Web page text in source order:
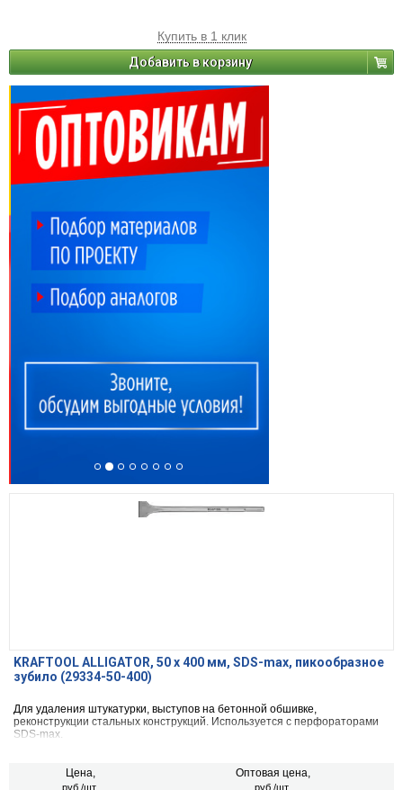
Купить в 1 клик
Добавить в корзину
KRAFTOOL ALLIGATOR, 50 х 400 мм, SDS-max, пикообразное
зубило (29334-50-400)
Для удаления штукатурки, выступов на бетонной обшивке,
реконструкции стальных конструкций. Используется с перфораторами
SDS-max.
Цена,
руб./шт.
Оптовая цена,
руб./шт.